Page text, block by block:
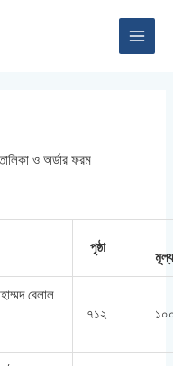
ও অর্ডার ফরম
পৃষ্ঠা
বেলাল
৭১২